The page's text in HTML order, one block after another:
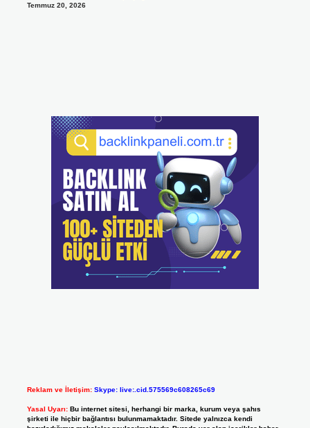
Temmuz 20, 2026
Reklam ve İletişim: Skype: live:.cid.575569c608265c69
Yasal Uyarı: Bu internet sitesi, herhangi bir marka, kurum veya şahıs
şirketi ile hiçbir bağlantısı bulunmamaktadır. Sitede yalnızca kendi